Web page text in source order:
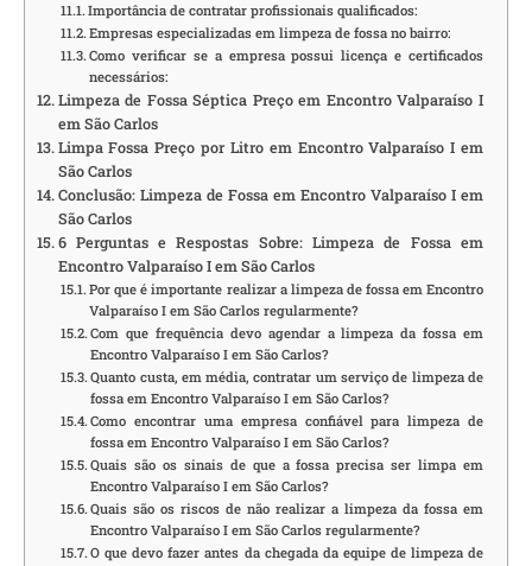
Importância de contratar profissionais qualificados:
Empresas especializadas em limpeza de fossa no bairro:
Como verificar se a empresa possui licença e certificados
necessários:
Limpeza de Fossa Séptica Preço em Encontro Valparaíso I
em São Carlos
Limpa Fossa Preço por Litro em Encontro Valparaíso I em
São Carlos
Conclusão: Limpeza de Fossa em Encontro Valparaíso I em
São Carlos
6 Perguntas e Respostas Sobre: Limpeza de Fossa em
Encontro Valparaíso I em São Carlos
Por que é importante realizar a limpeza de fossa em Encontro
Valparaíso I em São Carlos regularmente?
Com que frequência devo agendar a limpeza da fossa em
Encontro Valparaíso I em São Carlos?
Quanto custa, em média, contratar um serviço de limpeza de
fossa em Encontro Valparaíso I em São Carlos?
Como encontrar uma empresa confiável para limpeza de
fossa em Encontro Valparaíso I em São Carlos?
Quais são os sinais de que a fossa precisa ser limpa em
Encontro Valparaíso I em São Carlos?
Quais são os riscos de não realizar a limpeza da fossa em
Encontro Valparaíso I em São Carlos regularmente?
O que devo fazer antes da chegada da equipe de limpeza de